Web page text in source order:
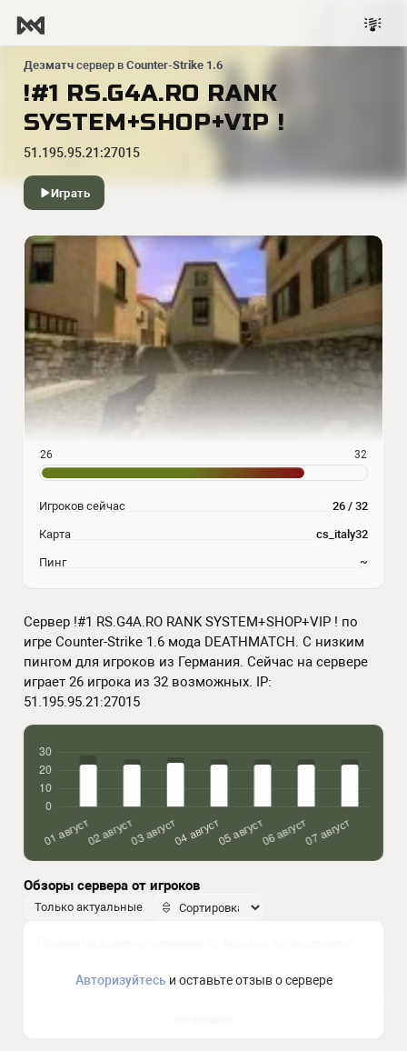
Дезматч сервер в Counter-Strike 1.6
!#1 RS.G4A.RO RANK
SYSTEM+SHOP+VIP !
51.195.95.21:27015
Играть
Сервер !#1 RS.G4A.RO RANK SYSTEM+SHOP+VIP ! по
игре Counter-Strike 1.6 мода DEATHMATCH. С низким
пингом для игроков из Германия. Сейчас на сервере
играет 26 игрока из 32 возможных. IP:
51.195.95.21:27015
Обзоры сервера от игроков
Только актуальные
Авторизуйтесьи оставьте отзыв о сервере
26 32
Игроков сейчас 26 / 32
Карта cs_italy32
Пинг ~